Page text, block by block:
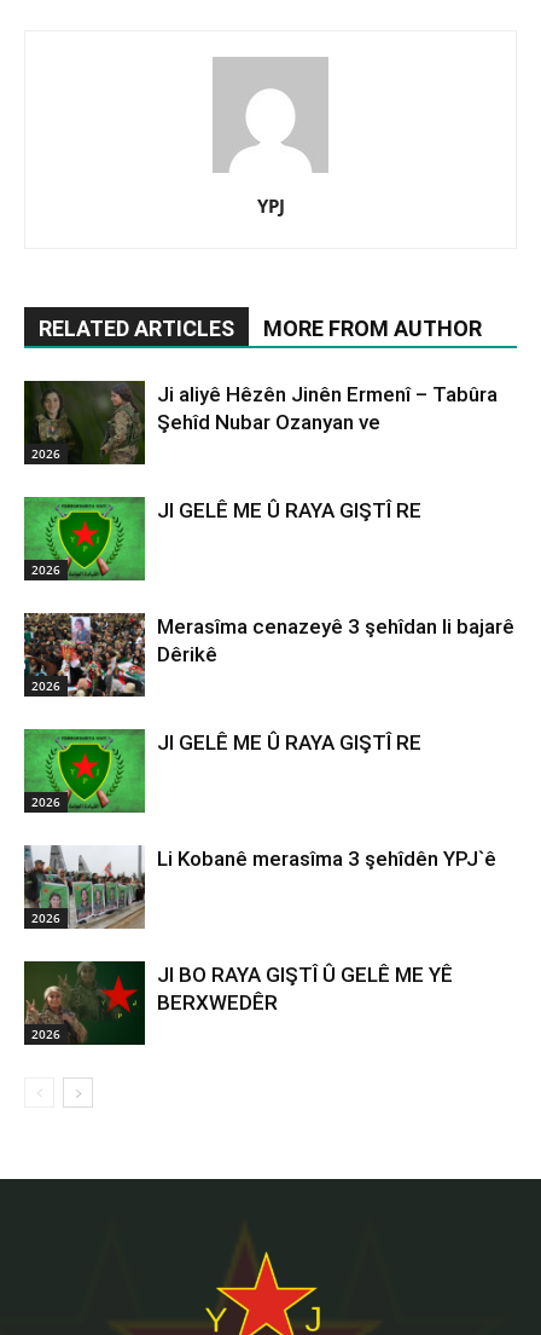
YPJ
RELATED ARTICLES MORE FROM AUTHOR
2026
Ji aliyê Hêzên Jinên Ermenî – Tabûra
Şehîd Nubar Ozanyan ve
2026
JI GELÊ ME Û RAYA GIŞTÎ RE
2026
Merasîma cenazeyê 3 şehîdan li bajarê
Dêrikê
2026
JI GELÊ ME Û RAYA GIŞTÎ RE
2026
Li Kobanê merasîma 3 şehîdên YPJ`ê
2026
JI BO RAYA GIŞTÎ Û GELÊ ME YÊ
BERXWEDÊR